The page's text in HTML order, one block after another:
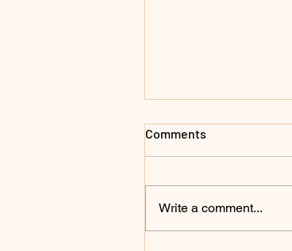
Comments
Write a comment...